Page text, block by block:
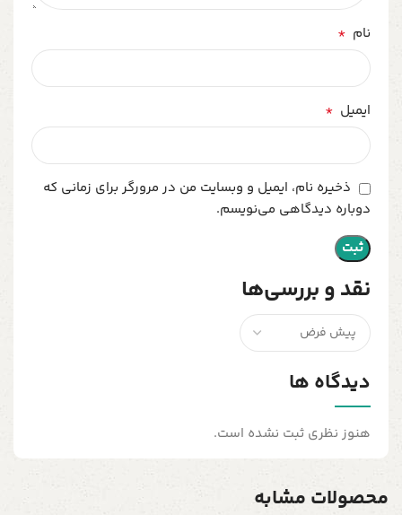
نقد و بررسی‌ها
دیدگاه ها
هنوز نظری ثبت نشده است.
نام *
ایمیل *
ذخیره نام، ایمیل و وبسایت من در مرورگر برای زمانی که
دوباره دیدگاهی می‌نویسم.
محصولات مشابه